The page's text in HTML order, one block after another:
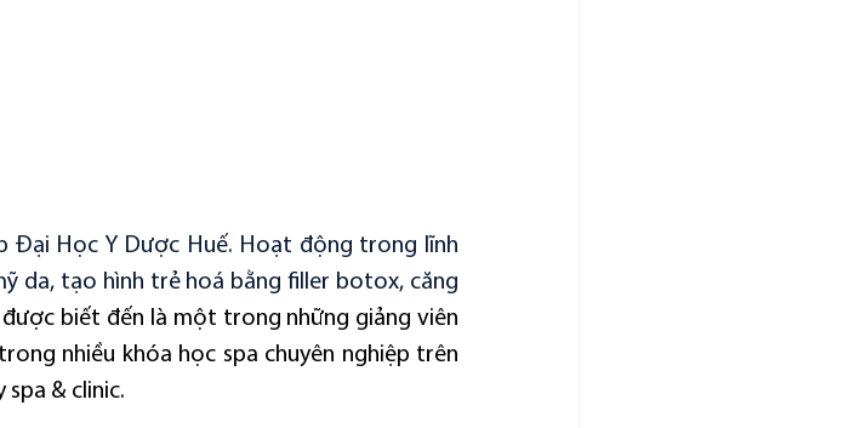
Đại Học Y Dược Huế. Hoạt động trong lĩnh
da, tạo hình trẻ hoá bằng filler botox, căng
được biết đến là một trong những giảng viên
nhiều khóa học spa chuyên nghiệp trên
& clinic.